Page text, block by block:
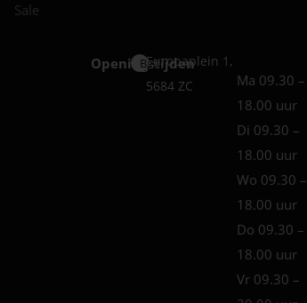
Sale
Openingstijden
Best
Europaplein 1,
5684 ZC
Ma 09.30 –
18.00 uur
Di 09.30 –
18.00 uur
Wo 09.30 –
18.00 uur
Do 09.30 –
18.00 uur
Vr 09.30 –